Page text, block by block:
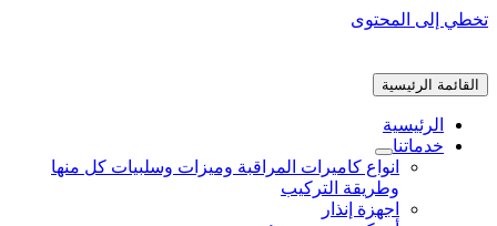
تخطي إلى المحتوى
القائمة الرئيسية
الرئيسية
خدماتنا
انواع كاميرات المراقبة وميزات وسلبيات كل منها
وطريقة التركيب
اجهزة إنذار